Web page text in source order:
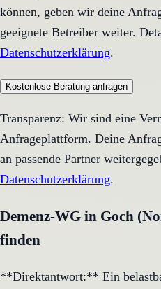
können, geben wir deine
geeignete Betreiber weiter.
Datenschutzerklärung.
Kostenlose Beratung anfragen
Transparenz: Wir sind eine
Anfrageplattform. Deine
an passende Partner
Datenschutzerklärung.
Demenz-WG in Goch
finden
**Direktantwort:** Ein